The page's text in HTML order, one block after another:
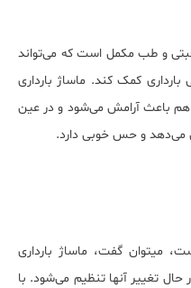
و طب مکمل است که می‌تواند
کمک کند. ماساژ بارداری
هم باعث آرامش می‌شود و در عین
می‌دهد و حس خوبی دارد.
در پاسخ به سوال ماساژ بارداری چیست، می‎توان گفت، ماساژ بارداری
متناسب با نیازهای زنان باردار و بدن در حال تغییر آن‎ها تنظیم می‌شود. با